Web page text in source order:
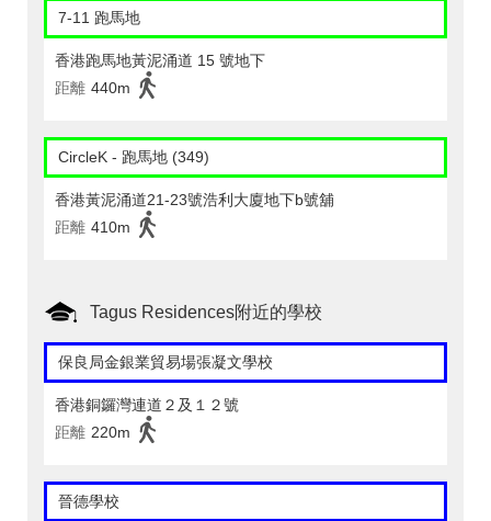
7-11 跑馬地
香港跑馬地黃泥涌道 15 號地下
距離 440m
CircleK - 跑馬地 (349)
香港黃泥涌道21-23號浩利大廈地下b號舖
距離 410m
Tagus Residences附近的學校
保良局金銀業貿易場張凝文學校
香港銅鑼灣連道２及１２號
距離 220m
晉德學校